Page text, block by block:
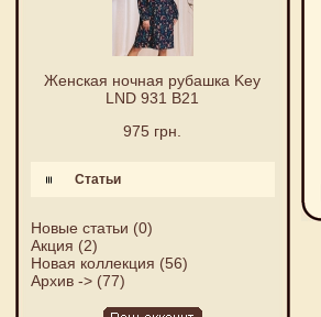
Женская ночная рубашка Key
LND 931 B21
975 грн.
Статьи
Новые статьи (0)
Акция (2)
Новая коллекция (56)
Архив ->(77)